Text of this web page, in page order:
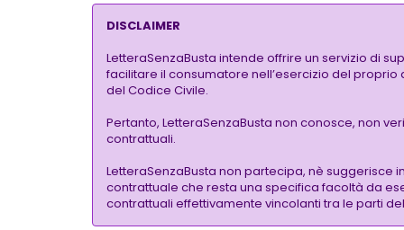
DISCLAIMER
LetteraSenzaBusta intende offrire un servizio di
facilitare il consumatore nell’esercizio del
del Codice Civile.
Pertanto, LetteraSenzaBusta non conosce, non
contrattuali.
LetteraSenzaBusta non partecipa, nè
contrattuale che resta una specifica facoltà da
contrattuali effettivamente vincolanti tra le parti